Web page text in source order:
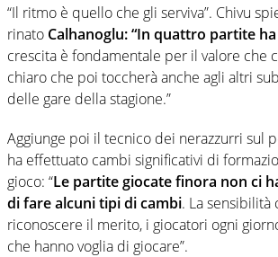
“Il ritmo è quello che gli serviva”. Chivu
rinato Calhanoglu: “In quattro partite
crescita è fondamentale per il valore che
chiaro che poi toccherà anche agli altri
delle gare della stagione.”
Aggiunge poi il tecnico dei nerazzurri sul
ha effettuato cambi significativi di
gioco: “Le partite giocate finora non ci
di fare alcuni tipi di cambi. La sensibilità
riconoscere il merito, i giocatori ogni
che hanno voglia di giocare”.